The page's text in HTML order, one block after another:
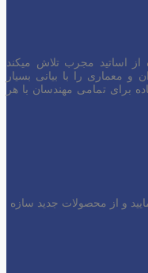
اساتید مجرب تلاش میکند
را با بیانی بسیار
برای تمامی مهندسان با هر
و از محصولات جدید سازه